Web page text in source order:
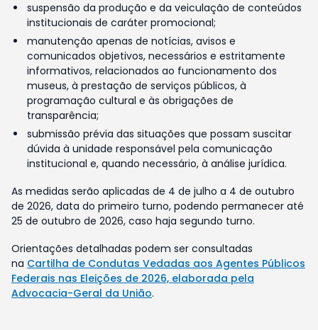
suspensão da produção e da veiculação de conteúdos
institucionais de caráter promocional;
manutenção apenas de notícias, avisos e
comunicados objetivos, necessários e estritamente
informativos, relacionados ao funcionamento dos
museus, à prestação de serviços públicos, à
programação cultural e às obrigações de
transparência;
submissão prévia das situações que possam suscitar
dúvida à unidade responsável pela comunicação
institucional e, quando necessário, à análise jurídica.
As medidas serão aplicadas de 4 de julho a 4 de outubro
de 2026, data do primeiro turno, podendo permanecer até
25 de outubro de 2026, caso haja segundo turno.
Orientações detalhadas podem ser consultadas
na Cartilha de Condutas Vedadas aos Agentes Públicos
Federais nas Eleições de 2026, elaborada pela
Advocacia-Geral da União.